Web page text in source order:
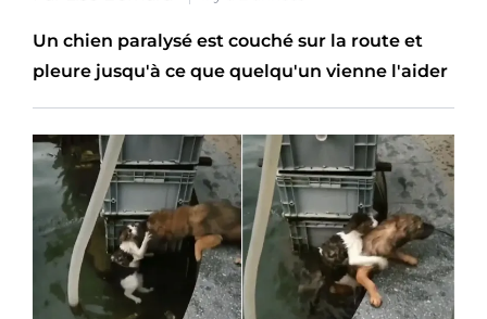
Un chien paralysé est couché sur la route et
pleure jusqu'à ce que quelqu'un vienne l'aider